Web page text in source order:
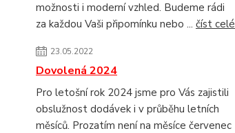
možnosti i moderní vzhled. Budeme rádi
za každou Vaši připomínku nebo ... číst celé
23.05.2022
Dovolená 2024
Pro letošní rok 2024 jsme pro Vás zajistili
obslužnost dodávek i v průběhu letních
měsíců. Prozatím není na měsíce červenec